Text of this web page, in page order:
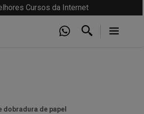
Cursos da Internet
dobradura de papel